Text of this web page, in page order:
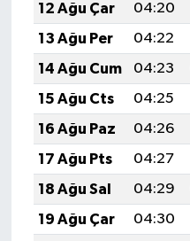
12 Ağu Çar
04:20
13 Ağu Per
04:22
14 Ağu Cum
04:23
15 Ağu Cts
04:25
16 Ağu Paz
04:26
17 Ağu Pts
04:27
18 Ağu Sal
04:29
19 Ağu Çar
04:30